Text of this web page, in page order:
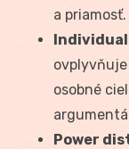
a priamosť.
osobné
Power